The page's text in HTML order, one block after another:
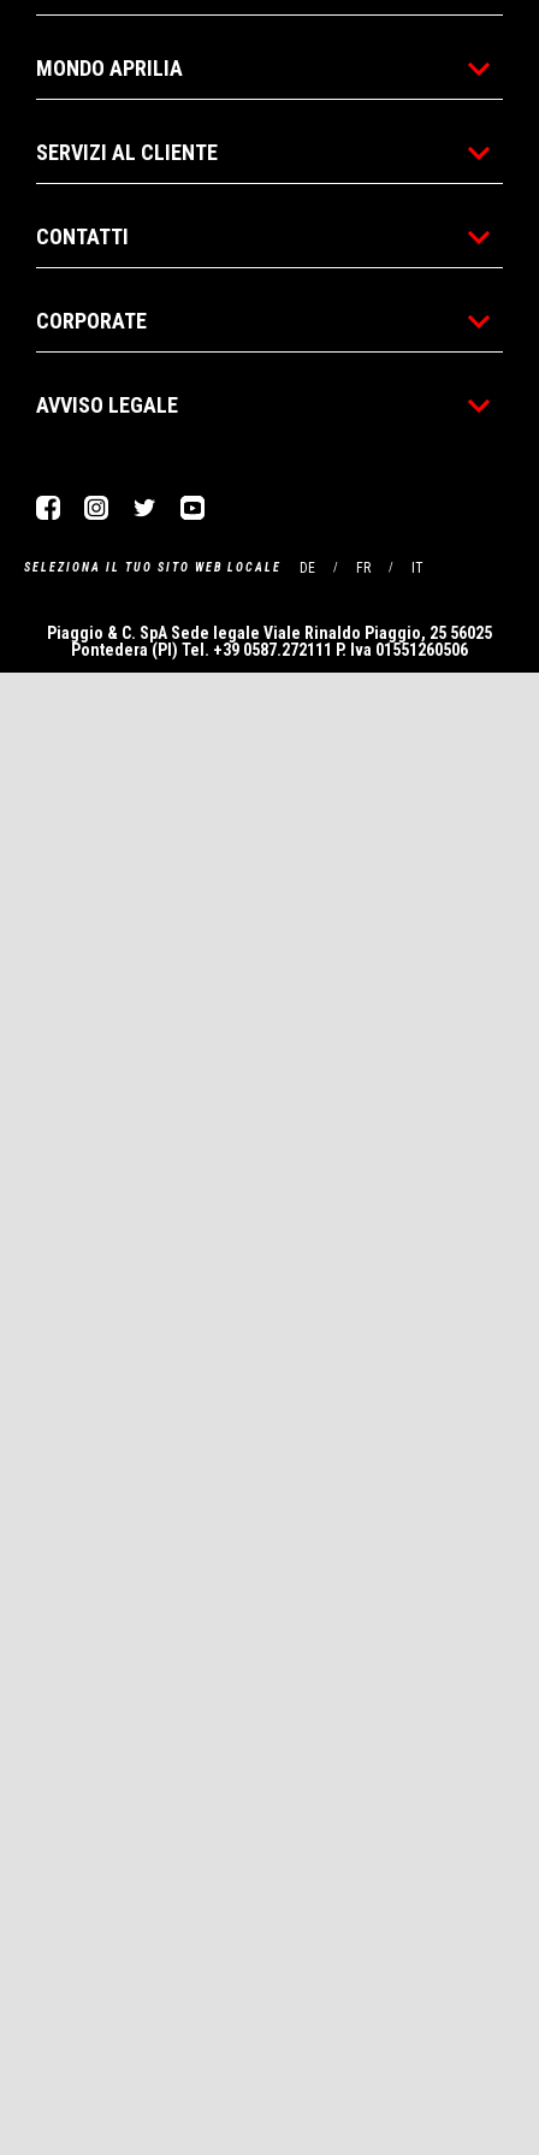
MONDO APRILIA
SERVIZI AL CLIENTE
CONTATTI
CORPORATE
AVVISO LEGALE
FacebookInstagram
Twitter
SELEZIONA IL TUO SITO WEB LOCALE DE FR IT
Piaggio & C. SpA Sede legale Viale Rinaldo Piaggio, 25 56025
Pontedera (PI) Tel. +39 0587.272111 P. Iva 01551260506